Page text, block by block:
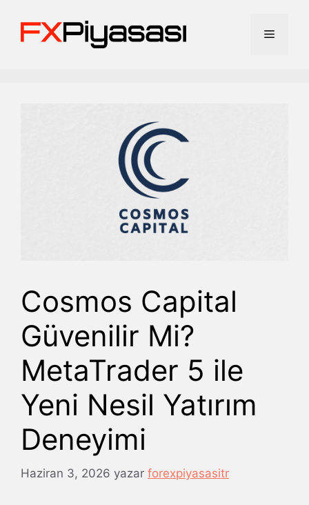
Menü
Cosmos Capital
Güvenilir Mi?
MetaTrader 5 ile
Yeni Nesil Yatırım
Deneyimi
Haziran 3, 2026 yazar forexpiyasasitr